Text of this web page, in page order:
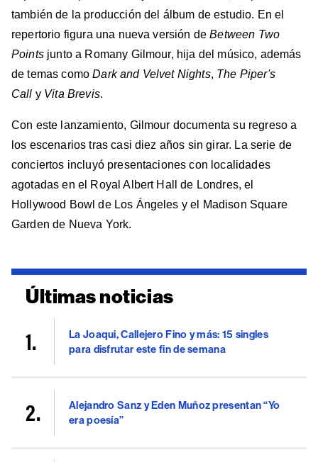
también de la producción del álbum de estudio. En el
repertorio figura una nueva versión deBetween Two
Pointsjunto a Romany Gilmour, hija del músico, además
de temas comoDark and Velvet Nights, The Piper's
Call y Vita Brevis.
Con este lanzamiento, Gilmour documenta su regreso a
los escenarios tras casi diez años sin girar. La serie de
conciertos incluyó presentaciones con localidades
agotadas en el Royal Albert Hall de Londres, el
Hollywood Bowl de Los Ángeles y el Madison Square
Garden de Nueva York.
Últimas noticias
La Joaqui, Callejero Fino y más: 15 singles
para disfrutar este fin de semana
Alejandro Sanz y Eden Muñoz presentan “Yo
era poesía”